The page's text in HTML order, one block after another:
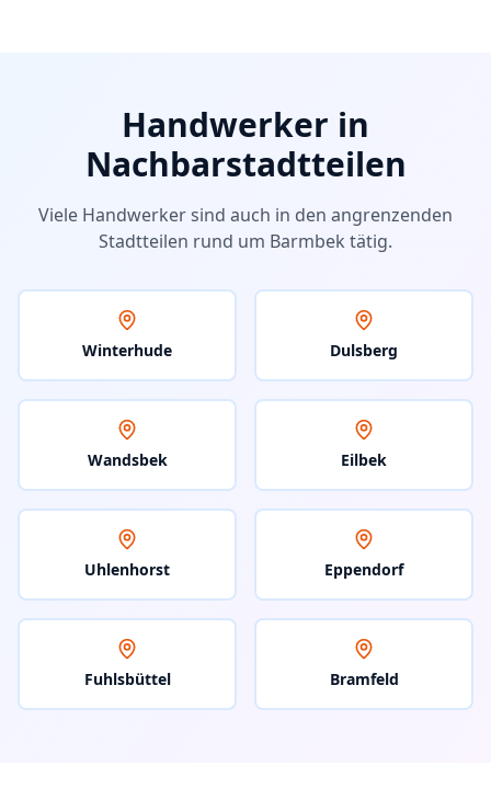
Handwerker in
Nachbarstadtteilen
Viele Handwerker sind auch in den angrenzenden
Stadtteilen rund um Barmbek tätig.
Winterhude Dulsberg
Wandsbek Eilbek
Uhlenhorst Eppendorf
Fuhlsbüttel Bramfeld